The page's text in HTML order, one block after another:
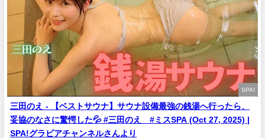
SPA!
三田のえ - 【ベストサウナ】サウナ設備最強の銭湯へ行ったら、
妥協のなさに驚愕した💦 #三田のえ #ミスSPA (Oct 27, 2025) |
SPA!グラビアチャンネルさんより